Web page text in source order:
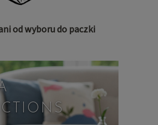
od wyboru do paczki